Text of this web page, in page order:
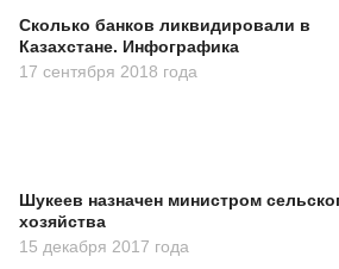
Сколько банков ликвидировали в
Казахстане. Инфографика
17 сентября 2018 года
Шукеев назначен министром
хозяйства
15 декабря 2017 года